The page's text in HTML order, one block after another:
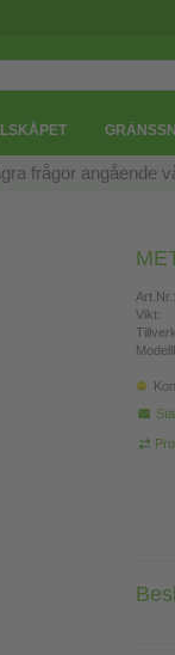
frågor angående
Art.Nr.:
Vikt: